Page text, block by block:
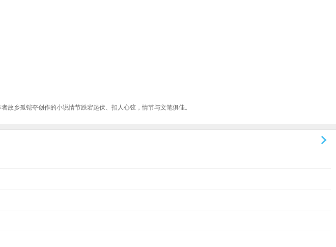
故乡孤铠夺创作的小说情节跌宕起伏、扣人心弦，情节与文笔俱佳。